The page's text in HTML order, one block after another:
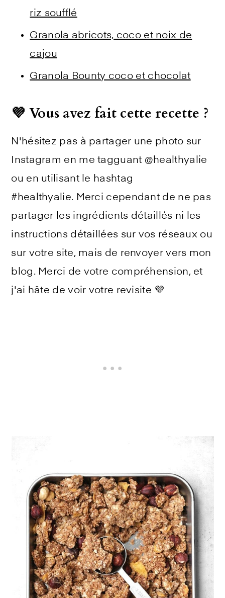
riz soufflé
Granola abricots, coco et noix de
cajou
Granola Bounty coco et chocolat
💜 Vous avez fait cette recette ?
N'hésitez pas à partager une photo sur
Instagram en me tagguant @healthyalie
ou en utilisant le hashtag
#healthyalie. Merci cependant de ne pas
partager les ingrédients détaillés ni les
instructions détaillées sur vos réseaux ou
sur votre site, mais de renvoyer vers mon
blog. Merci de votre compréhension, et
j'ai hâte de voir votre revisite 💜